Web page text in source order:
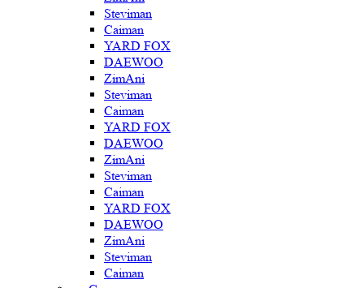
Steviman
Caiman
YARD FOX
DAEWOO
ZimAni
Steviman
Caiman
YARD FOX
DAEWOO
ZimAni
Steviman
Caiman
YARD FOX
DAEWOO
ZimAni
Steviman
Caiman